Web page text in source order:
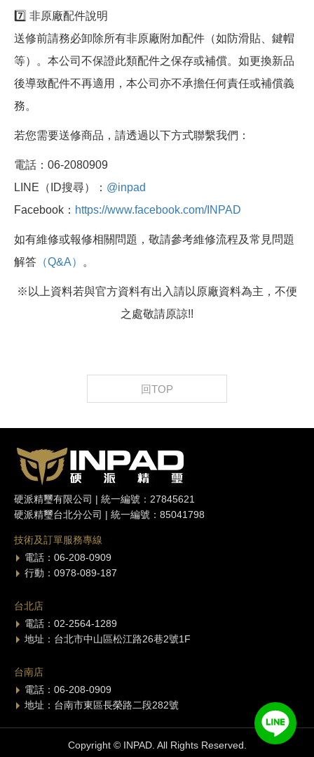
7️⃣ 非原廠配件說明
送修前請務必卸除所有非原廠附加配件（如防滑貼、鍵帽
等）。本公司不保證此類配件之保存或補償。如更換新品
後導致配件不再適用，本公司亦不承擔任何責任或補償義
務。
若您需要送修商品，請透過以下方式聯繫我們：
電話：06-2080909
LINE（ID搜尋）： @inpad
Facebook： https://www.facebook.com/INPAD
如有維修或報修相關問題，敬請參考維修流程及常見問題
解答 （Q&A） 。
※以上資料若與官方資料有出入請以原廠資料為主，不便
之處敬請原諒!!
回TOP
硬派精璽有限公司 | 統一編號：27845621
硬派精璽台北分公司 | 統一編號：85041798
技術及訂單服務專線
電話：06-208-0909
行動：0978-089-187
台北店
電話：02-2564-1289
地址：台北市中山區松江路26巷2號1F
台南店
電話：06-208-0909
地址：台南市東區長榮路二段282號
Copyright © INPAD. All Rights Reserved.